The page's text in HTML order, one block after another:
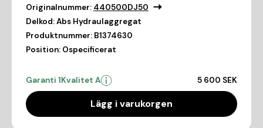
Originalnummer: 440500DJ50
Delkod:Abs Hydraulaggregat
Produktnummer: B1374630
Position: Ospecificerat
Garanti 1Kvalitet A 5 600 SEK
Lägg i varukorgen